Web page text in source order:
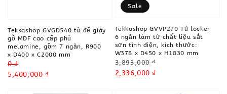
Tekkashop GVGD540 tủ để giày
gỗ MDF cao cấp phủ
melamine, gồm 7 ngăn, R900
x D400 x C2000 mm
Regular
price
0 ₫
Sale
5,400,000 ₫
Sale
Tekkashop GVVP270 Tủ locker
6 ngăn làm từ chất liệu sắt
sơn tĩnh điện, kích thước:
W378 x D450 x H1830 mm
Regular
price
3,893,000 ₫
Sale
2,336,000 ₫